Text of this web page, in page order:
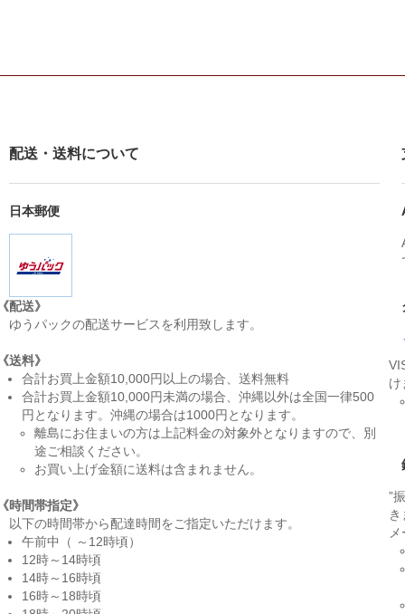
配送・送料について
日本郵便
配送》
うパックの配送サービスを利用致します。
送料》
合計お買上金額10,000円以上の場合、送料無料
合計お買上金額10,000円未満の場合、沖縄以外は全国一律500
円となります。沖縄の場合は1000円となります。
離島にお住まいの方は上記料金の対象外となりますので、別
途ご相談ください。
お買い上げ金額に送料は含まれません。
時間帯指定》
下の時間帯から配達時間をご指定いただけます。
午前中（ ～12時頃）
12時～14時頃
14時～16時頃
16時～18時頃
け
”